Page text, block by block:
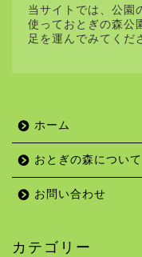
当サイトでは、公園
使っておとぎの森公
足を運んでみてくだ
ホーム
おとぎの森について
お問い合わせ
カテゴリー